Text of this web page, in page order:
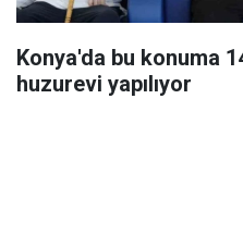
Konya'da bu konuma
huzurevi yapılıyor